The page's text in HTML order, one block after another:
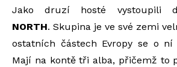
Jako druzí hosté vystoupili
NORTH. Skupina je ve své zemi
ostatních částech Evropy se o
Mají na kontě tři alba, přičemž to